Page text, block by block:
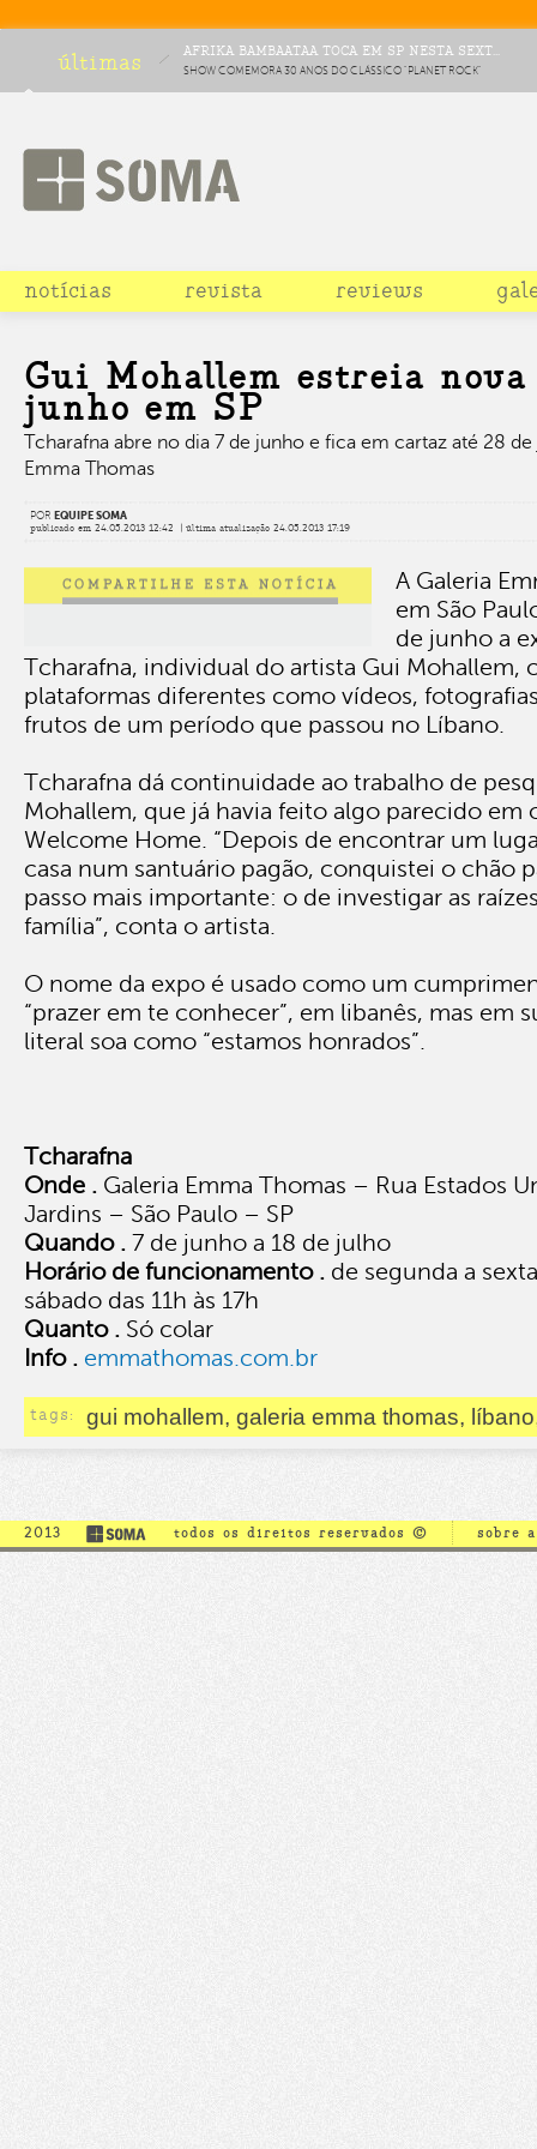
últimas AFRIKA BAMBAATAA TOCA EM SP NESTA SEXT...
SHOW COMEMORA 30 ANOS DO CLÁSSICO "PLANET ROCK"
notícias revista reviews
Gui Mohallem estreia nova
junho em SP
Tcharafna abre no dia 7 de junho e fica em cartaz até 28
Emma Thomas
POR EQUIPE SOMA
publicado em 24.05.2013 12:42 | última atualização 24.05.2013 17:19
A Galeria
em São
de junho a
Tcharafna, individual do artista Gui Mohallem,
plataformas diferentes como vídeos,
frutos de um período que passou no Líbano.
Tcharafna dá continuidade ao trabalho de
Mohallem, que já havia feito algo parecido em
Welcome Home. “Depois de encontrar um
casa num santuário pagão, conquistei o chão
passo mais importante: o de investigar as
família”, conta o artista.
O nome da expo é usado como um
“prazer em te conhecer”, em libanês, mas em
literal soa como “estamos honrados”.
Tcharafna
Onde . Galeria Emma Thomas – Rua Estados
Jardins – São Paulo – SP
Quando . 7 de junho a 18 de julho
Horário de funcionamento . de segunda a
sábado das 11h às 17h
Quanto . Só colar
Info . emmathomas.com.br
tags: gui mohallem, galeria emma thomas,
2013 todos os direitos reservados © sobre